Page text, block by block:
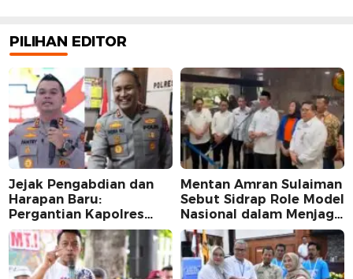
PILIHAN EDITOR
Jejak Pengabdian dan
Harapan Baru:
Pergantian Kapolres
Sidrap dalam Perspektif
Karier Dua Perwira
Mentan Amran Sulaiman
Sebut Sidrap Role Model
Nasional dalam Menjaga
Stabilitas Harga Telur